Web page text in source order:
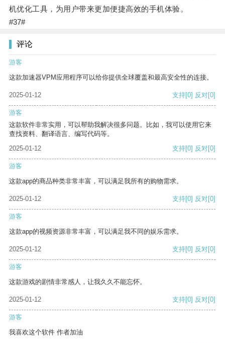
机优化工具，为用户带来更加便捷高效的手机体验。
#37#
评论
游客
这款加速器VPM应用程序可以给你提供全球覆盖和最高安全性的连接。
2025-01-12 支持[0] 反对[0]
游客
这款软件非常实用，可以帮助我解决很多问题。比如，我可以使用它来
查找资料、翻译语言、编写代码等。
2025-01-12
支持[0] 反对[0]
游客
这款app的商品种类非常丰富，可以满足我所有的购物需求。
2025-01-12 支持[0] 反对[0]
游客
这款app的视频资源非常丰富，可以满足我不同的娱乐需求。
2025-01-12 支持[0] 反对[0]
游客
这款游戏的剧情非常感人，让我久久不能忘怀。
2025-01-12 支持[0] 反对[0]
游客
我喜欢这个软件 作者加油